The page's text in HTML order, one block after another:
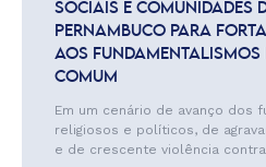
SOCIAIS E COMUNIDADES
PERNAMBUCO PARA
AOS FUNDAMENTALISMOS
COMUM
Em um cenário de avanço dos
religiosos e políticos, de
e de crescente violência